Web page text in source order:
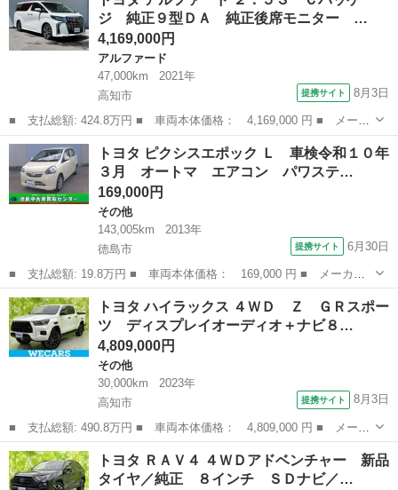
両側電動...
ジ 純正９型ＤＡ 純正後席モニター …
4,169,000円
アルファード
47,000km
2021年
高知市
提携サイト 8月3日
■ 支払総額: 424.8万円 ■ 車両本体価格： 4,169,000 円 ■ メーカ
ー名： トヨタ ■ 車種名： アルファード ■ グレード名： ２．
５Ｓ Ｃパッケージ 純正９型ＤＡ 純正後席モニター サンルー
フ プリク...
高知 高知市 アルファード
トヨタ ピクシスエポック Ｌ 車検令和１０年
３月 オートマ エアコン パワステ…
169,000円
その他
143,005km
2013年
徳島市
提携サイト 6月30日
■ 支払総額: 19.8万円 ■ 車両本体価格： 169,000 円 ■ メーカー
名： トヨタ ■ 車種名： ピクシスエポック ■ グレード名：
Ｌ 車検令和１０年３月 オートマ エアコン パワステ パワーウ
ィンドウ ■ ...
徳島 徳島市 その他
トヨタ ハイラックス ４ＷＤ Ｚ ＧＲスポー
ツ ディスプレイオーディオ＋ナビ８…
4,809,000円
その他
30,000km
2023年
高知市
提携サイト 8月3日
■ 支払総額: 490.8万円 ■ 車両本体価格： 4,809,000 円 ■ メーカ
ー名： トヨタ ■ 車種名： ハイラックス ■ グレード名： ４Ｗ
Ｄ Ｚ ＧＲスポーツ ディスプレイオーディオ＋ナビ８インチ／衝
突安全装...
高知 高知市 その他
トヨタ ＲＡＶ４ ４ＷＤアドベンチャー 新品
タイヤ／純正 ８インチ ＳＤナビ／…